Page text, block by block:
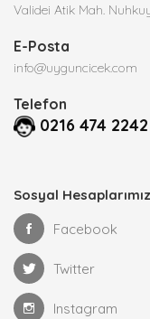
Validei Atik Mah.
E-Posta
info@uyguncicek.com
Telefon
0216 474 2242
Sosyal Hesaplarımız
Facebook
Twitter
Instagram